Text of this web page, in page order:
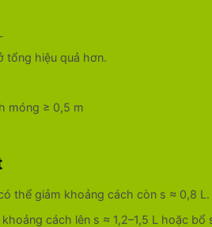
tổng hiệu quả hơn.
móng ≥ 0,5 m
thể giảm khoảng cách còn s ≈ 0,8 L.
cách lên s ≈ 1,2–1,5 L hoặc